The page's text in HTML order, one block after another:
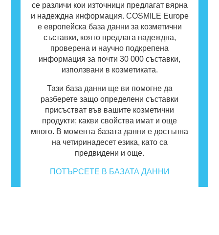
се различи кои източници предлагат вярна
и надеждна информация. COSMILE Europe
е европейска база данни за козметични
съставки, която предлага надеждна,
проверена и научно подкрепена
информация за почти 30 000 съставки,
използвани в козметиката.
Тази база данни ще ви помогне да
разберете защо определени съставки
присъстват във вашите козметични
продукти; какви свойства имат и още
много. В момента базата данни е достъпна
на четиринадесет езика, като са
предвидени и още.
ПОТЪРСЕТЕ В БАЗАТА ДАННИ